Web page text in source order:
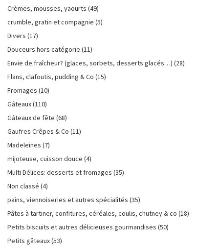
Crèmes, mousses, yaourts (49)
crumble, gratin et compagnie (5)
Divers (17)
Douceurs hors catégorie (11)
Envie de fraîcheur? (glaces, sorbets, desserts glacés…) (28)
Flans, clafoutis, pudding & Co (15)
Fromages (10)
Gâteaux(110)
Gâteaux de fête (68)
Gaufres Crêpes & Co (11)
Madeleines (7)
mijoteuse, cuisson douce (4)
Multi Délices: desserts et fromages (35)
Non classé (4)
pains, viennoiseries et autres spécialités (35)
Pâtes à tartiner, confitures, céréales, coulis, chutney & co (18)
Petits biscuits et autres délicieuses gourmandises (50)
Petits gâteaux(53)